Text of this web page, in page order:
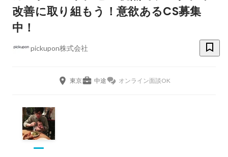
改善に取り組もう！意欲あるCS募集
中！
pickupon株式会社
東京 中途 オンライン面談OK